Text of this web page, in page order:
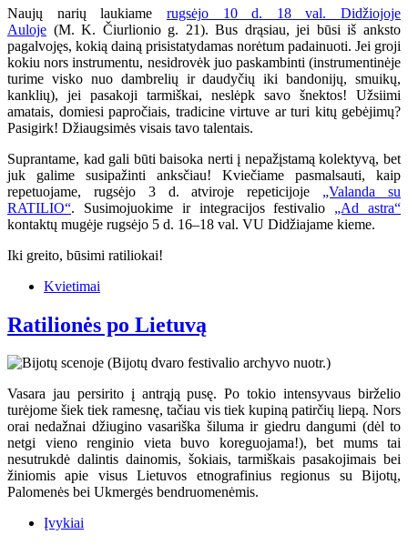
Naujų narių laukiame rugsėjo 10 d. 18 val. Didžiojoje
Auloje (M. K. Čiurlionio g. 21). Bus drąsiau, jei būsi iš anksto
pagalvojęs, kokią dainą prisistatydamas norėtum padainuoti. Jei groji
kokiu nors instrumentu, nesidrovėk juo paskambinti (instrumentinėje
turime visko nuo dambrelių ir daudyčių iki bandonijų, smuikų,
kanklių), jei pasakoji tarmiškai, neslėpk savo šnektos! Užsiimi
amatais, domiesi papročiais, tradicine virtuve ar turi kitų gebėjimų?
Pasigirk! Džiaugsimės visais tavo talentais.
Suprantame, kad gali būti baisoka nerti į nepažįstamą kolektyvą, bet
juk galime susipažinti anksčiau! Kviečiame pasmalsauti, kaip
repetuojame, rugsėjo 3 d. atviroje repeticijoje „Valanda su
RATILIO“. Susimojuokime ir integracijos festivalio „Ad astra“
kontaktų mugėje rugsėjo 5 d. 16–18 val. VU Didžiajame kieme.
Iki greito, būsimi ratiliokai!
Kvietimai
Ratilionės po Lietuvą
Vasara jau persirito į antrąją pusę. Po tokio intensyvaus birželio
turėjome šiek tiek ramesnę, tačiau vis tiek kupiną patirčių liepą. Nors
orai nedažnai džiugino vasariška šiluma ir giedru dangumi (dėl to
netgi vieno renginio vieta buvo koreguojama!), bet mums tai
nesutrukdė dalintis dainomis, šokiais, tarmiškais pasakojimais bei
žiniomis apie visus Lietuvos etnografinius regionus su Bijotų,
Palomenės bei Ukmergės bendruomenėmis.
Įvykiai